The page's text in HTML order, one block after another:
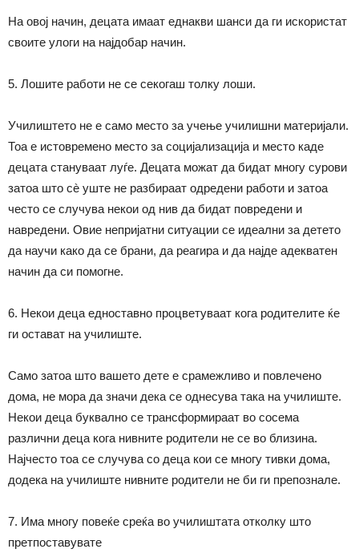
На овој начин, децата имаат еднакви шанси да ги искористат
своите улоги на најдобар начин.
5. Лошите работи не се секогаш толку лоши.
Училиштето не е само место за учење училишни материјали.
Тоа е истовремено место за социјализација и место каде
децата стануваат луѓе. Децата можат да бидат многу сурови
затоа што сè уште не разбираат одредени работи и затоа
често се случува некои од нив да бидат повредени и
навредени. Овие непријатни ситуации се идеални за детето
да научи како да се брани, да реагира и да најде адекватен
начин да си помогне.
6. Некои деца едноставно процветуваат кога родителите ќе
ги остават на училиште.
Само затоа што вашето дете е срамежливо и повлечено
дома, не мора да значи дека се однесува така на училиште.
Некои деца буквално се трансформираат во сосема
различни деца кога нивните родители не се во близина.
Најчесто тоа се случува со деца кои се многу тивки дома,
додека на училиште нивните родители не би ги препознале.
7. Има многу повеќе среќа во училиштата отколку што
претпоставувате